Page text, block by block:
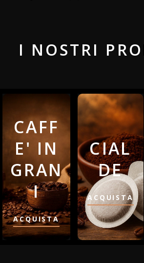
I NOSTRI
CAFF
E' IN
GRAN
I
ACQUISTA
CIAL
DE
ACQUISTA